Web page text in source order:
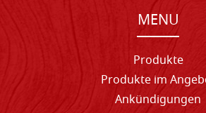
MENU
Produkte
Produkte im
Ankündigungen